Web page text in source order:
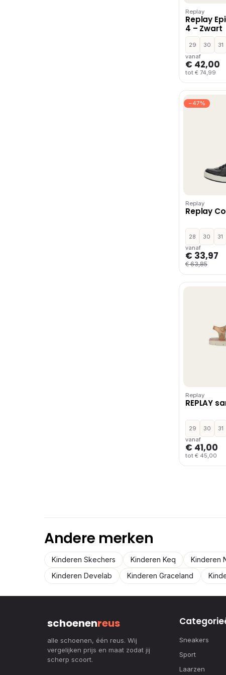
Replay
Replay
4 – Zwart
29 30 31
vanaf
€ 42,00
tot € 74,99
−47%
Replay
Replay
28 30 31
vanaf
€ 33,97
€ 63,85
Replay
REPLAY
29 30 31
vanaf
€ 41,00
tot € 45,00
Andere merken
Kinderen Skechers Kinderen Keq Kinderen
Kinderen Develab
Kinderen Graceland
schoenenreus
alle schoenen, één reus. Wij
vergelijken prijs en maat zodat jij
scherp scoort.
Sneakers
Sport
Laarzen